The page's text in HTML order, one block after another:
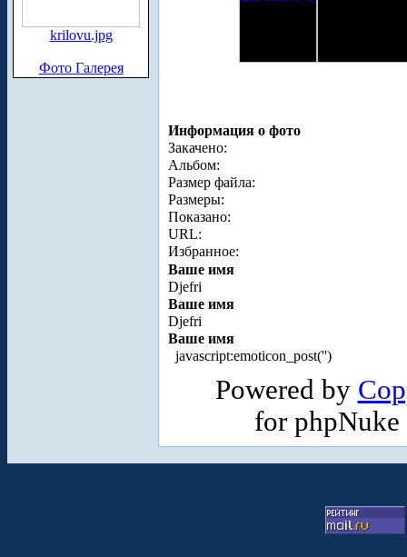
krilovu.jpg
Фото Галерея
Информация о фото
Закачено:
Альбом:
Размер файла:
Размеры:
Показано:
URL:
Избранное:
Ваше имя
Djefri
Ваше имя
Djefri
Ваше имя
javascript:emoticon_post('')
Powered by
for